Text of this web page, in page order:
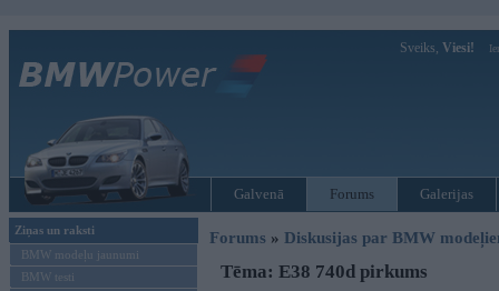
Sveiks, Viesi!
Galvenā Forums Galerijas
Ziņas un raksti
BMW modeļu jaunumi
BMW testi
Forums » Diskusijas par BMW
Tēma: E38 740d pirkums